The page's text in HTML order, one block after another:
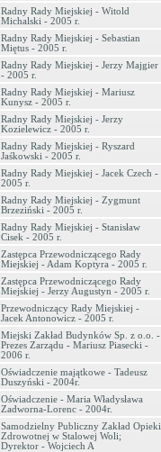
Radny Rady Miejskiej - Witold
Michalski - 2005 r.
Radny Rady Miejskiej - Sebastian
Miętus - 2005 r.
Radny Rady Miejskiej - Jerzy Majgier
- 2005 r.
Radny Rady Miejskiej - Mariusz
Kunysz - 2005 r.
Radny Rady Miejskiej - Jerzy
Kozielewicz - 2005 r.
Radny Rady Miejskiej - Ryszard
Jaśkowski - 2005 r.
Radny Rady Miejskiej - Jacek Czech -
2005 r.
Radny Rady Miejskiej - Zygmunt
Brzeziński - 2005 r.
Radny Rady Miejskiej - Stanisław
Cisek - 2005 r.
Zastępca Przewodniczącego Rady
Miejskiej - Adam Koptyra - 2005 r.
Zastępca Przewodniczącego Rady
Miejskiej - Jerzy Augustyn - 2005 r.
Przewodniczący Rady Miejskiej -
Jacek Antonowicz - 2005 r.
Miejski Zakład Budynków Sp. z o.o. -
Prezes Zarządu - Mariusz Piasecki -
2006 r.
Oświadczenie majątkowe - Tadeusz
Duszyński - 2004r.
Oświadczenie - Maria Władysława
Zadworna-Lorenc - 2004r.
Samodzielny Publiczny Zakład Opieki
Zdrowotnej w Stalowej Woli;
Dyrektor - Wojciech A